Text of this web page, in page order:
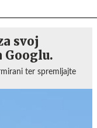
svoj
ter spremljajte